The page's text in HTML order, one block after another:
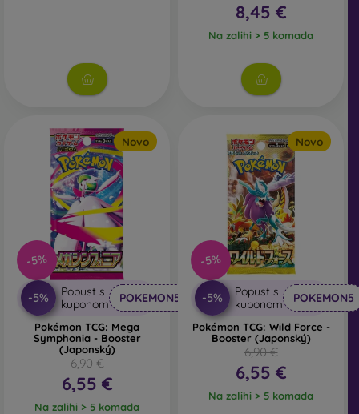
8,45 €
Na zalihi > 5 komada
-5%
Novo
-5%
Popust s
kuponom
POKEMON5
Pokémon TCG: Mega
Symphonia - Booster
(Japonský)
6,90 €
6,55 €
Na zalihi > 5 komada
-5%
Novo
-5%
Popust s
kuponom
POKEMON5
Pokémon TCG: Wild Force -
Booster (Japonský)
6,90 €
6,55 €
Na zalihi > 5 komada